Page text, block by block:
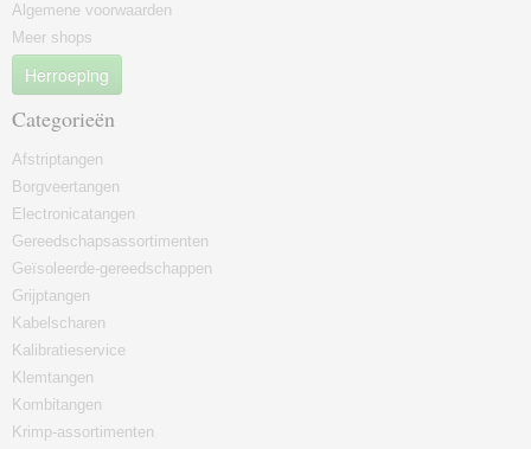
Algemene voorwaarden
Meer shops
Herroeping
Categorieën
Afstriptangen
Borgveertangen
Electronicatangen
Gereedschapsassortimenten
Geïsoleerde-gereedschappen
Grijptangen
Kabelscharen
Kalibratieservice
Klemtangen
Kombitangen
Krimp-assortimenten